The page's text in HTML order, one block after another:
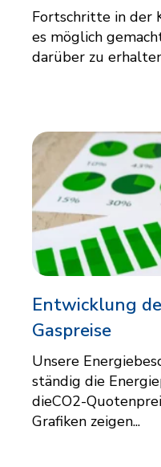
Fortschritte in der
es möglich
darüber zu
Entwicklung
Gaspreise
Unsere
ständig die
dieCO2-
Grafiken zeigen...